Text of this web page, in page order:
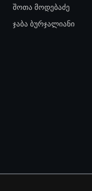
შოთა მოდებაძე
ჯაბა ბურჯალიანი